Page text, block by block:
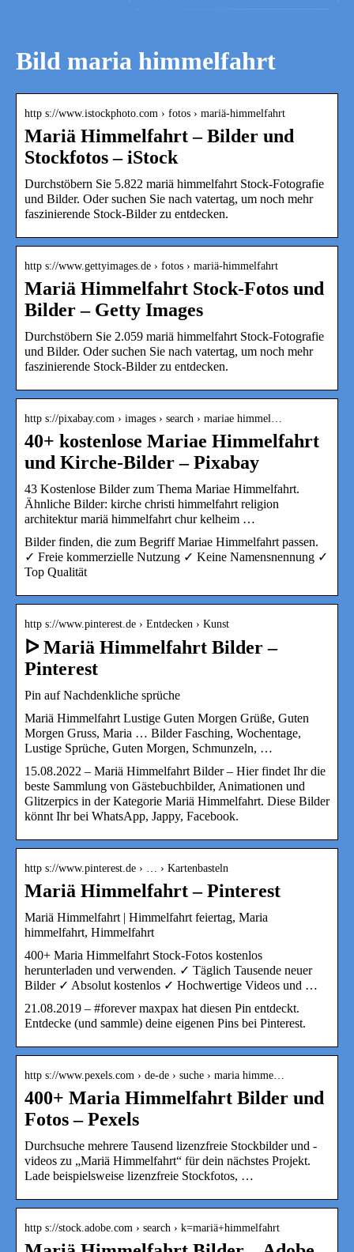
Bild maria himmelfahrt
http s://www.istockphoto.com › fotos › mariä-himmelfahrt
Mariä Himmelfahrt – Bilder und
Stockfotos – iStock
Durchstöbern Sie 5.822 mariä himmelfahrt Stock-Fotografie
und Bilder. Oder suchen Sie nach vatertag, um noch mehr
faszinierende Stock-Bilder zu entdecken.
http s://www.gettyimages.de › fotos › mariä-himmelfahrt
Mariä Himmelfahrt Stock-Fotos und
Bilder – Getty Images
Durchstöbern Sie 2.059 mariä himmelfahrt Stock-Fotografie
und Bilder. Oder suchen Sie nach vatertag, um noch mehr
faszinierende Stock-Bilder zu entdecken.
http s://pixabay.com › images › search › mariae himmel…
40+ kostenlose Mariae Himmelfahrt
und Kirche-Bilder – Pixabay
43 Kostenlose Bilder zum Thema Mariae Himmelfahrt.
Ähnliche Bilder: kirche christi himmelfahrt religion
architektur mariä himmelfahrt chur kelheim …
Bilder finden, die zum Begriff Mariae Himmelfahrt passen.
✓ Freie kommerzielle Nutzung ✓ Keine Namensnennung ✓
Top Qualität
http s://www.pinterest.de › Entdecken › Kunst
ᐅ Mariä Himmelfahrt Bilder –
Pinterest
Pin auf Nachdenkliche sprüche
Mariä Himmelfahrt Lustige Guten Morgen Grüße, Guten
Morgen Gruss, Maria … Bilder Fasching, Wochentage,
Lustige Sprüche, Guten Morgen, Schmunzeln, …
15.08.2022 – Mariä Himmelfahrt Bilder – Hier findet Ihr die
beste Sammlung von Gästebuchbilder, Animationen und
Glitzerpics in der Kategorie Mariä Himmelfahrt. Diese Bilder
könnt Ihr bei WhatsApp, Jappy, Facebook.
http s://www.pinterest.de › … › Kartenbasteln
Mariä Himmelfahrt – Pinterest
Mariä Himmelfahrt | Himmelfahrt feiertag, Maria
himmelfahrt, Himmelfahrt
400+ Maria Himmelfahrt Stock-Fotos kostenlos
herunterladen und verwenden. ✓ Täglich Tausende neuer
Bilder ✓ Absolut kostenlos ✓ Hochwertige Videos und …
21.08.2019 – #forever maxpax hat diesen Pin entdeckt.
Entdecke (und sammle) deine eigenen Pins bei Pinterest.
http s://www.pexels.com › de-de › suche › maria himme…
400+ Maria Himmelfahrt Bilder und
Fotos – Pexels
Durchsuche mehrere Tausend lizenzfreie Stockbilder und -
videos zu „Mariä Himmelfahrt“ für dein nächstes Projekt.
Lade beispielsweise lizenzfreie Stockfotos, …
http s://stock.adobe.com › search › k=mariä+himmelfahrt